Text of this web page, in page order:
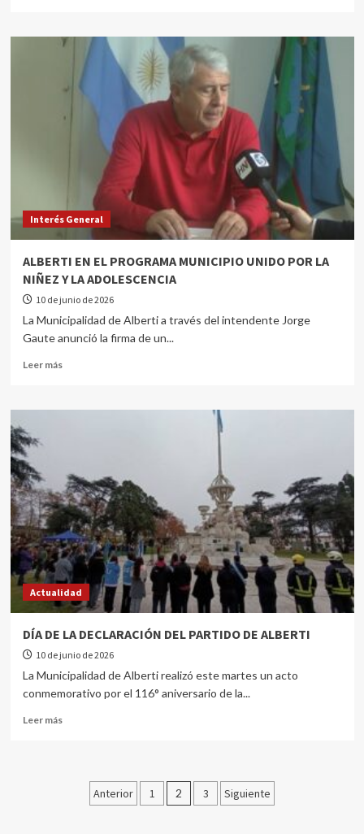
Interés General
ALBERTI EN EL PROGRAMA MUNICIPIO UNIDO POR LA
NIÑEZ Y LA ADOLESCENCIA
10 de junio de 2026
La Municipalidad de Alberti a través del intendente Jorge
Gaute anunció la firma de un...
Leer más
Actualidad
DÍA DE LA DECLARACIÓN DEL PARTIDO DE ALBERTI
10 de junio de 2026
La Municipalidad de Alberti realizó este martes un acto
conmemorativo por el 116° aniversario de la...
Leer más
Anterior 1 2 3 Siguiente